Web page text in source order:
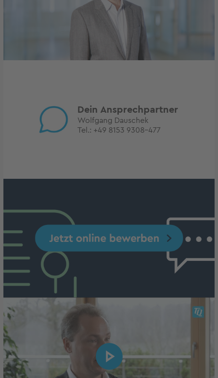
Dein Ansprechpartner
Wolfgang Dauschek
Tel.: +49 8153 9308-477